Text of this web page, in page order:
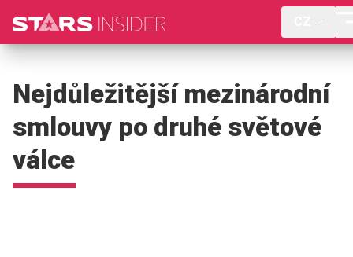
Nejdůležitější mezinárodní
smlouvy po druhé světové
válce